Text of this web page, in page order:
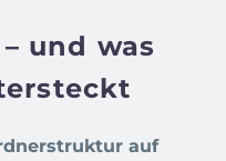
und was
auf